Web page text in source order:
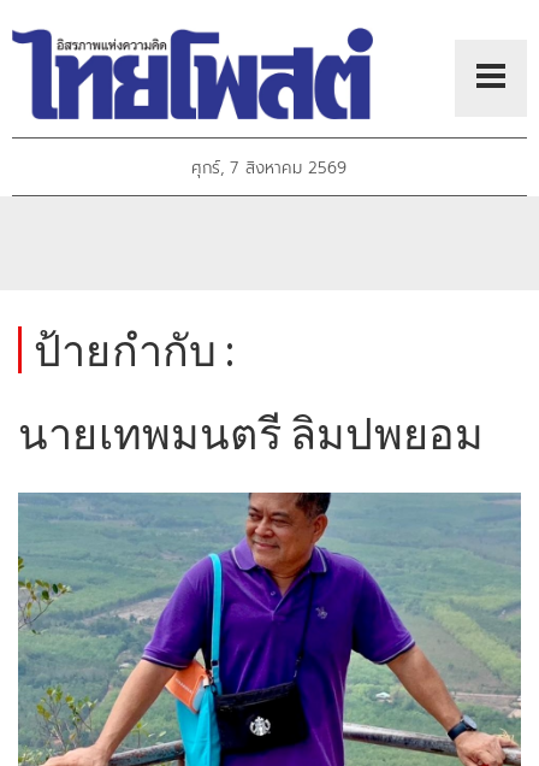
ศุกร์, 7 สิงหาคม 2569
ป้ายกำกับ :
นายเทพมนตรี ลิมปพยอม